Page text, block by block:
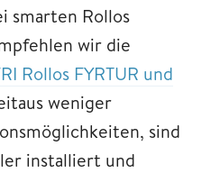
smarten Rollos
wir die
Rollos FYRTUR und
weniger
sind
installiert und